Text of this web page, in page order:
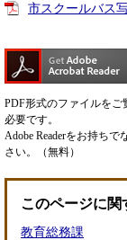
市スクールバス
PDF形式のファイルをご
必要です。
Adobe Readerをお持ち
さい。（無料）
このページに関
教育総務課